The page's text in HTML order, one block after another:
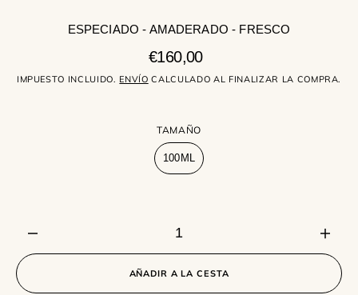
ESPECIADO - AMADERADO - FRESCO
Precio
regular
€160,00
IMPUESTO INCLUIDO. ENVÍO CALCULADO AL FINALIZAR LA COMPRA.
TAMAÑO
100MLVariante
agotada
cantidad
para
AÑADIR A LA CESTA